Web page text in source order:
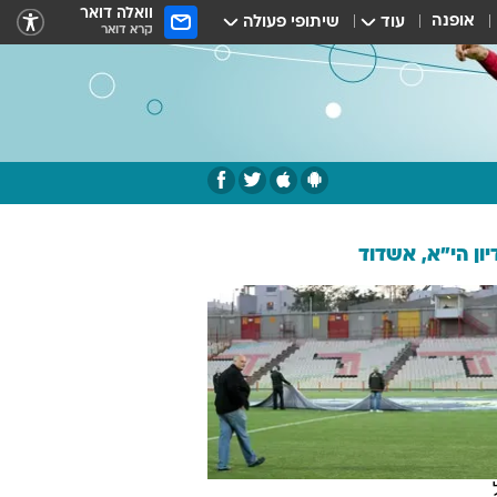
אופנה עוד שיתופי פעולה וואלה דואר
קרא דואר
הי"א, אשדוד